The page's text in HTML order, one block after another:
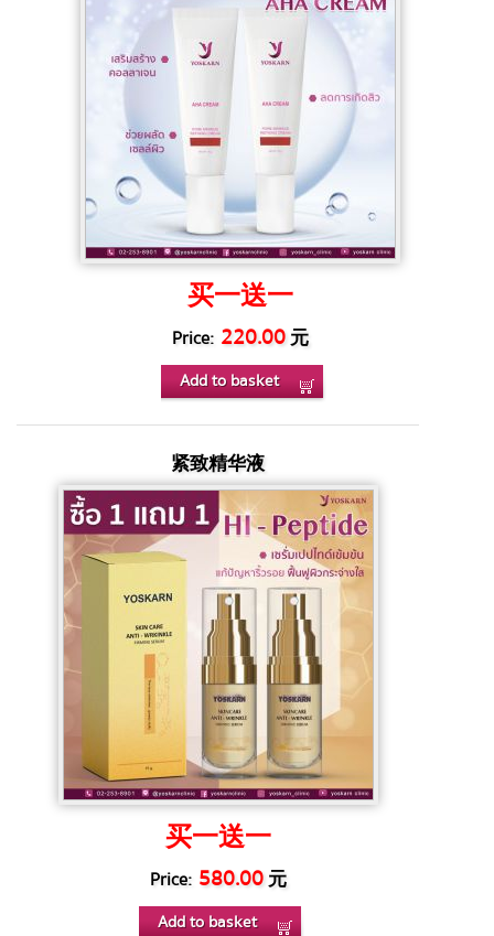
买一送一
Price: 220.00元
Add to basket
紧致精华液
买一送一
Price: 580.00元
Add to basket